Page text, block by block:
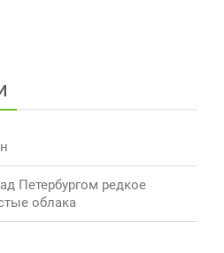
Петербургом редкое
облака